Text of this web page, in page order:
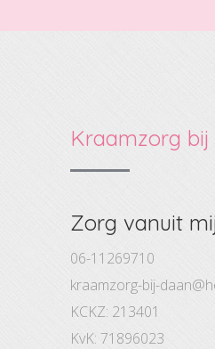
Kraamzorg bij
Zorg vanuit
06-11269710
kraamzorg-bij-
KCKZ: 213401
KvK: 71896023